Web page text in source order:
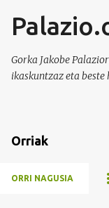
Gorka Jakobe
ikaskuntzaz eta
Orriak
ORRI NAGUSIA